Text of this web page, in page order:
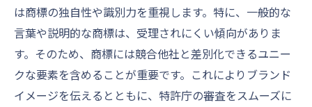
は商標の独自性や識別力を重視します。特に、一般的な
言葉や説明的な商標は、受理されにくい傾向がありま
す。そのため、商標には競合他社と差別化できるユニー
クな要素を含めることが重要です。これによりブランド
イメージを伝えるとともに、特許庁の審査をスムーズに